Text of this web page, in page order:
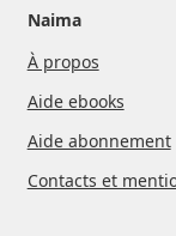
Naima
À propos
Aide ebooks
Aide abonnement
Contacts et